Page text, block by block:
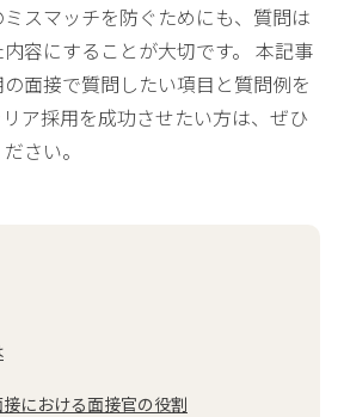
スマッチを防ぐためにも、質問は
容にすることが大切です。 本記事
面接で質問したい項目と質問例を
ア採用を成功させたい方は、ぜひ
さい。
における面接官の役割